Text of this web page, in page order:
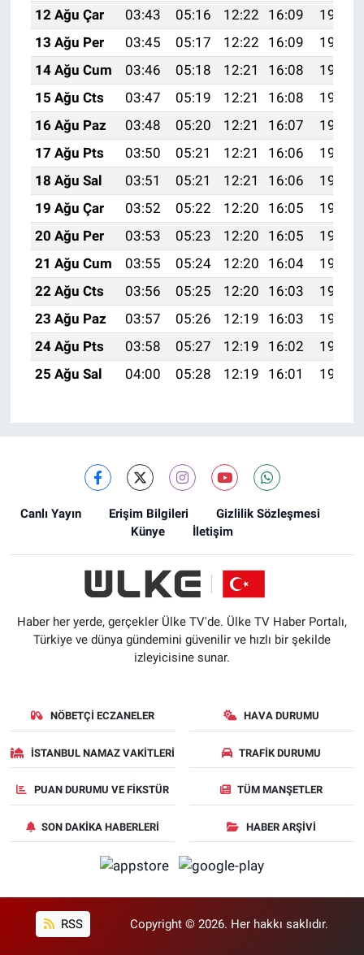
12 Ağu Çar
03:43 05:16 12:22 16:09
19:17
13 Ağu Per
03:45 05:17 12:22 16:09
19:16
14 Ağu Cum
03:46 05:18 12:21 16:08
19:15
15 Ağu Cts
03:47 05:19 12:21 16:08
19:14
16 Ağu Paz
03:48 05:20 12:21 16:07
19:12
17 Ağu Pts
03:50 05:21 12:21 16:06
19:11
18 Ağu Sal
03:51 05:21 12:21 16:06
19:10
19 Ağu Çar
03:52 05:22 12:20 16:05
19:08
20 Ağu Per
03:53 05:23 12:20 16:05
19:07
21 Ağu Cum
03:55 05:24 12:20 16:04
19:06
22 Ağu Cts
03:56 05:25 12:20 16:03
19:04
23 Ağu Paz
03:57 05:26 12:19 16:03
19:03
24 Ağu Pts
03:58 05:27 12:19 16:02
19:02
25 Ağu Sal
04:00 05:28 12:19 16:01 19:00
Canlı Yayın Erişim Bilgileri
Gizlilik Sözleşmesi
Künye
İletişim
Haber her yerde, gerçekler Ülke TV'de. Ülke TV Haber Portalı,
Türkiye ve dünya gündemini güvenilir ve hızlı bir şekilde
izleyicisine sunar.
NÖBETÇI ECZANELER HAVA DURUMU
İSTANBUL NAMAZ VAKITLERI TRAFIK DURUMU
PUAN DURUMU VE FIKSTÜR TÜM MANŞETLER
SON DAKIKA HABERLERI HABER ARŞIVI
RSS Copyright © 2026. Her hakkı saklıdır.